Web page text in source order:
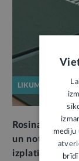
LIKUMPROJEKTS
Rosina
un noteikt
izplatīšanu
mediju